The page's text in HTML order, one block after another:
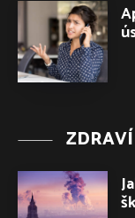
ZDRAVÍ